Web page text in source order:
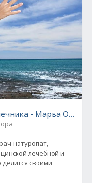
- Марва Оганян
натуропат,
лечебной и
своими